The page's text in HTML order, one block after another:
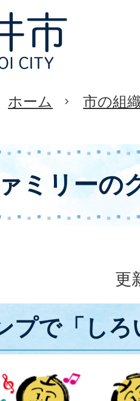
ホーム 市の組
ミリーの
更
プで「しろ